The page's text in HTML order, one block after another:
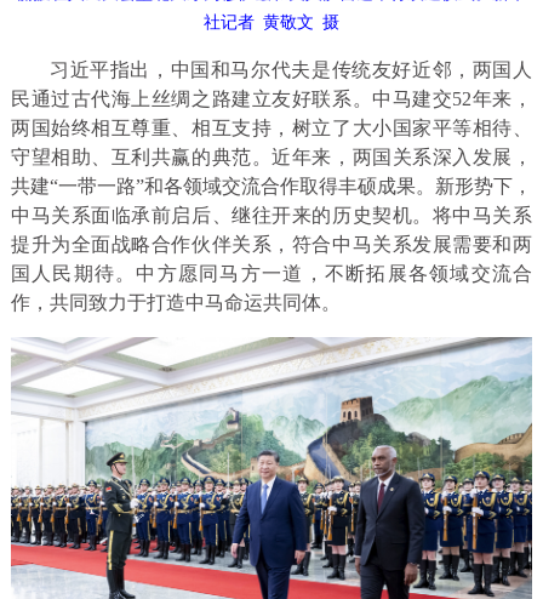
社记者 黄敬文 摄
习近平指出，中国和马尔代夫是传统友好近邻，两国人
民通过古代海上丝绸之路建立友好联系。中马建交52年来，
两国始终相互尊重、相互支持，树立了大小国家平等相待、
守望相助、互利共赢的典范。近年来，两国关系深入发展，
共建“一带一路”和各领域交流合作取得丰硕成果。新形势下，
中马关系面临承前启后、继往开来的历史契机。将中马关系
提升为全面战略合作伙伴关系，符合中马关系发展需要和两
国人民期待。中方愿同马方一道，不断拓展各领域交流合
作，共同致力于打造中马命运共同体。